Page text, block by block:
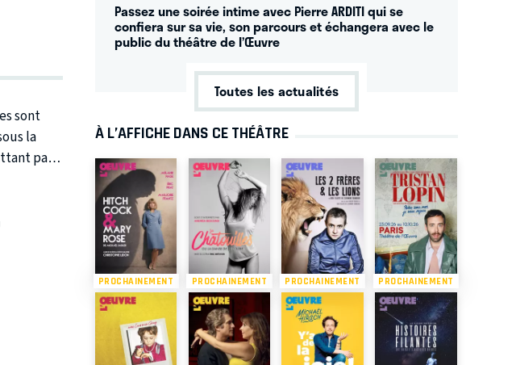
sont
par
Passez une soirée intime avec Pierre ARDITI qui se
confiera sur sa vie, son parcours et échangera avec le
public du théâtre de l’Œuvre
Toutes les actualités
À L’AFFICHE DANS CE THÉÂTRE
PROCHAINEMENT PROCHAINEMENT PROCHAINEMENT PROCHAINEMENT